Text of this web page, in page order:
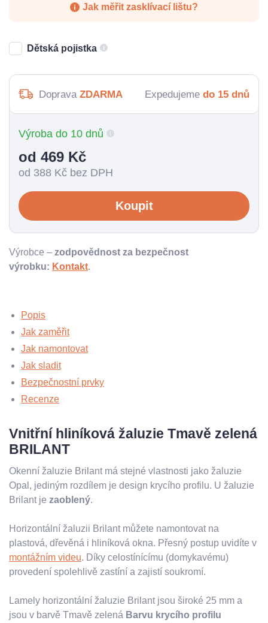
Jak měřit zasklívací lištu?
Dětská pojistka
Doprava ZDARMA Expedujeme do 15 dnů
Výroba do 10 dnů
od 469 Kč
od 388 Kč bez DPH
Koupit
Výrobce – zodpovědnost za bezpečnost
výrobku: Kontakt.
Popis
Jak zaměřit
Jak namontovat
Jak sladit
Bezpečnostní prvky
Recenze
Vnitřní hliníková žaluzie Tmavě zelená
BRILANT
Okenní žaluzie Brilant má stejné vlastnosti jako žaluzie
Opal, jediným rozdílem je design krycího profilu. U žaluzie
Brilant je zaoblený.
Horizontální žaluzii Brilant můžete namontovat na
plastová, dřevěná i hliníková okna. Přesný postup uvidíte v
montážním videu. Díky celostínícímu (domykavému)
provedení spolehlivě zastíní a zajistí soukromí.
Lamely horizontální žaluzie Brilant jsou široké 25 mm a
jsou v barvě Tmavě zelená Barvu krycího profilu